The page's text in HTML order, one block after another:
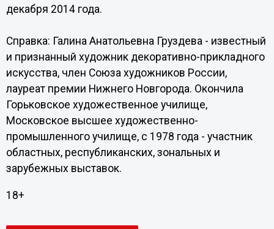
декабря 2014 года.
Справка: Галина Анатольевна Груздева - известный
и признанный художник декоративно-прикладного
искусства, член Союза художников России,
лауреат премии Нижнего Новгорода. Окончила
Горьковское художественное училище,
Московское высшее художественно-
промышленного училище, с 1978 года - участник
областных, республиканских, зональных и
зарубежных выставок.
18+